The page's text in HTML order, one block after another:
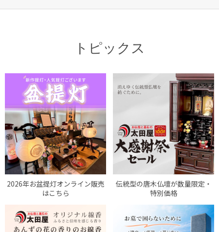
トピックス
2026年お盆提灯オンライン販売
はこちら
伝統型の唐木仏壇が数量限定・
特別価格